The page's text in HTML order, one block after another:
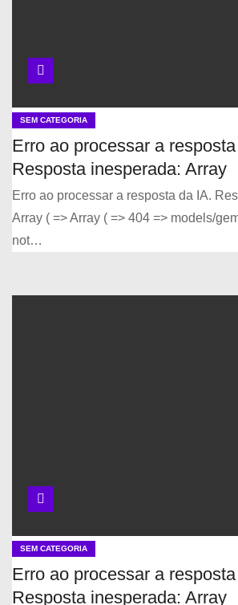
SEM CATEGORIA
Erro ao processar a
Resposta inesperada: Array
Erro ao processar a resposta da IA.
Array ( => Array ( => 404 => models/
not…
SEM CATEGORIA
Erro ao processar a
Resposta inesperada: Array